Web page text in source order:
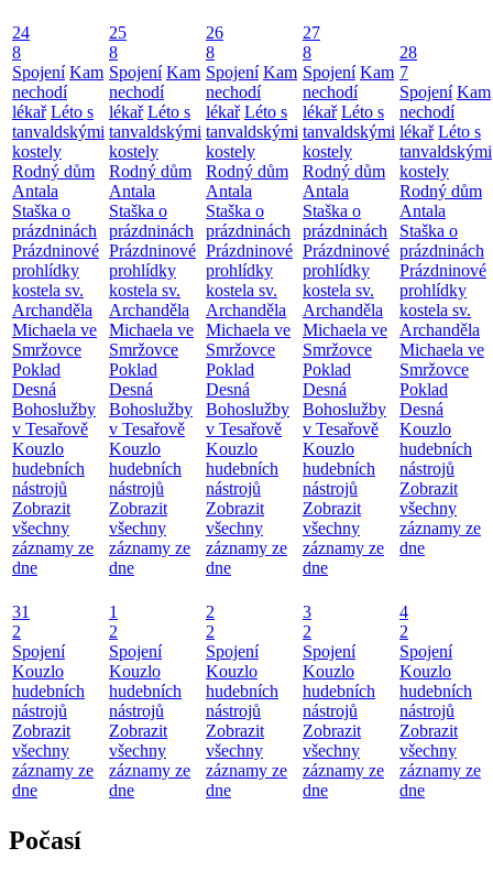
24
8
Spojení Kam
nechodí
lékař Léto s
tanvaldskými
kostely
Rodný dům
Antala
Staška o
prázdninách
Prázdninové
prohlídky
kostela sv.
Archanděla
Michaela ve
Smržovce
Poklad
Desná
Bohoslužby
v Tesařově
Kouzlo
hudebních
nástrojů
Zobrazit
všechny
záznamy ze
dne
25
8
Spojení Kam
nechodí
lékař Léto s
tanvaldskými
kostely
Rodný dům
Antala
Staška o
prázdninách
Prázdninové
prohlídky
kostela sv.
Archanděla
Michaela ve
Smržovce
Poklad
Desná
Bohoslužby
v Tesařově
Kouzlo
hudebních
nástrojů
Zobrazit
všechny
záznamy ze
dne
26
8
Spojení Kam
nechodí
lékař Léto s
tanvaldskými
kostely
Rodný dům
Antala
Staška o
prázdninách
Prázdninové
prohlídky
kostela sv.
Archanděla
Michaela ve
Smržovce
Poklad
Desná
Bohoslužby
v Tesařově
Kouzlo
hudebních
nástrojů
Zobrazit
všechny
záznamy ze
dne
27
8
Spojení Kam
nechodí
lékař Léto s
tanvaldskými
kostely
Rodný dům
Antala
Staška o
prázdninách
Prázdninové
prohlídky
kostela sv.
Archanděla
Michaela ve
Smržovce
Poklad
Desná
Bohoslužby
v Tesařově
Kouzlo
hudebních
nástrojů
Zobrazit
všechny
záznamy ze
dne
28
7
Spojení Kam
nechodí
lékař Léto s
tanvaldskými
kostely
Rodný dům
Antala
Staška o
prázdninách
Prázdninové
prohlídky
kostela sv.
Archanděla
Michaela ve
Smržovce
Poklad
Desná
Kouzlo
hudebních
nástrojů
Zobrazit
všechny
záznamy ze
dne
31
2
Spojení
Kouzlo
hudebních
nástrojů
Zobrazit
všechny
záznamy ze
dne
1
2
Spojení
Kouzlo
hudebních
nástrojů
Zobrazit
všechny
záznamy ze
dne
2
2
Spojení
Kouzlo
hudebních
nástrojů
Zobrazit
všechny
záznamy ze
dne
3
2
Spojení
Kouzlo
hudebních
nástrojů
Zobrazit
všechny
záznamy ze
dne
4
2
Spojení
Kouzlo
hudebních
nástrojů
Zobrazit
všechny
záznamy ze
dne
Počasí